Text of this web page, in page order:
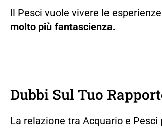
Il Pesci vuole vivere le
molto più fantascienza.
Dubbi Sul Tuo
La relazione tra Acquario e